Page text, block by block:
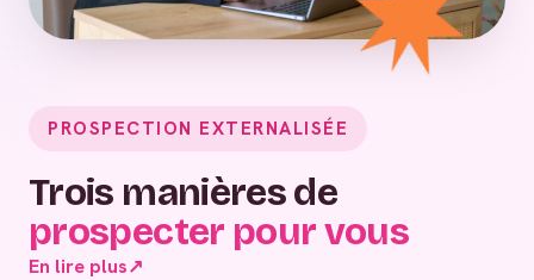
PROSPECTION EXTERNALISÉE
Trois manières de
prospecter pour vous
En lire plus↗